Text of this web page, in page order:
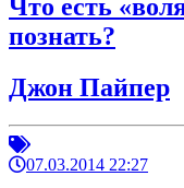
Что есть
познать?
Джон Пайпер
07.03.2014 22:27